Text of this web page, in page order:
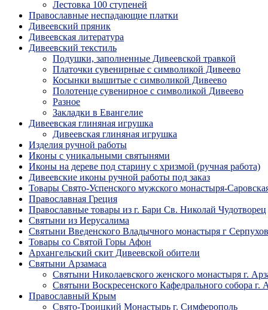
Лестовка 100 ступеней
Православные неспадающие платки
Дивеевский пряник
Дивеевская литература
Дивеевский текстиль
Подушки, заполненные Дивеевской травкой
Платочки сувенирные с символикой Дивеево
Косынки вышитые с символикой Дивеево
Полотенце сувенирное с символикой Дивеево
Разное
Закладки в Евангелие
Дивеевская глиняная игрушка
Дивеевская глиняная игрушка
Изделия ручной работы
Иконы с уникальными святынями
Иконы на дереве под старину с хризмой (ручная работа)
Дивеевские иконы ручной работы под заказ
Товары Свято-Успенского мужского монастыря-
Православная Греция
Православные товары из г. Бари Св. Николай Чудотворец
Святыни из Иерусалима
Святыни Введенского Владычного монастыря г Серпухов
Товары со Святой Горы Афон
Архангельский скит Дивеевской обители
Святыни Арзамаса
Святыни Николаевского женского монастыря г.
Святыни Воскресенского Кафедрального собора г.
Православный Крым
Свято-Троицкий Монастырь г. Симферополь